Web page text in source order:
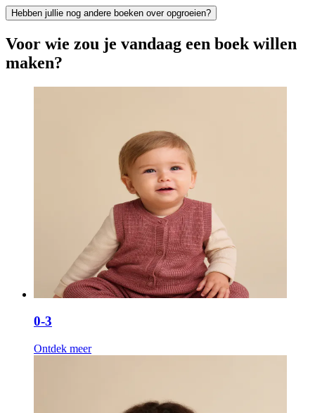
Hebben jullie nog andere boeken over opgroeien?
Voor wie zou je vandaag een boek willen
maken?
0-3
Ontdek meer